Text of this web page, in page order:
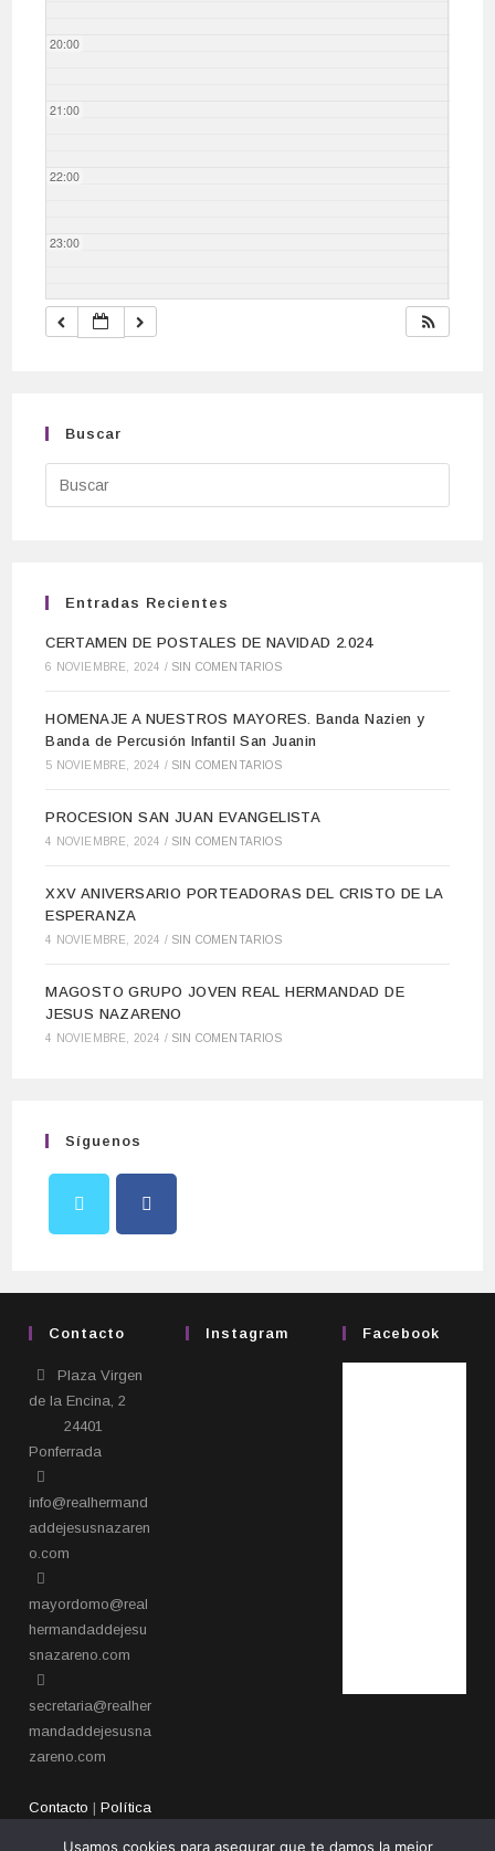
20:00
21:00
22:00
23:00
Buscar
Entradas Recientes
CERTAMEN DE POSTALES DE NAVIDAD 2.024
6 NOVIEMBRE, 2024 / SIN COMENTARIOS
HOMENAJE A NUESTROS MAYORES. Banda Nazien y
Banda de Percusión Infantil San Juanin
5 NOVIEMBRE, 2024 / SIN COMENTARIOS
PROCESION SAN JUAN EVANGELISTA
4 NOVIEMBRE, 2024 / SIN COMENTARIOS
XXV ANIVERSARIO PORTEADORAS DEL CRISTO DE LA
ESPERANZA
4 NOVIEMBRE, 2024 / SIN COMENTARIOS
MAGOSTO GRUPO JOVEN REAL HERMANDAD DE
JESUS NAZARENO
4 NOVIEMBRE, 2024 / SIN COMENTARIOS
Síguenos
Contacto
Plaza Virgen
de la Encina, 2
24401
Ponferrada​
info@realhermand
addejesusnazaren
o.com
mayordomo@real
hermandaddejesu
snazareno.com
secretaria@realher
mandaddejesusna
zareno.com
Contacto |Política
Instagram Facebook
Usamos cookies para asegurar que te damos la mejor